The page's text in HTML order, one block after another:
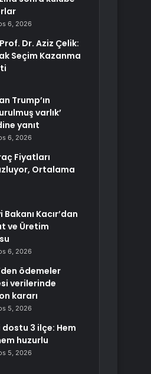
6, 2026
Dr. Aziz Çelik:
Seçim Kazanma
Trump’ın
varlık’
yanıt
6, 2026
Fiyatları
Ortalama
Bakanı Kacır’dan
ve Üretim
6, 2026
ödemeler
verilerinde
kararı
5, 2026
dostu 3 ilçe: Hem
huzurlu
5, 2026